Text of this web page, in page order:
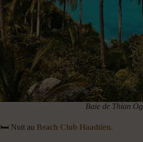
Baie de Thian Og
🛏️ Nuit au Beach Club Haadtien.